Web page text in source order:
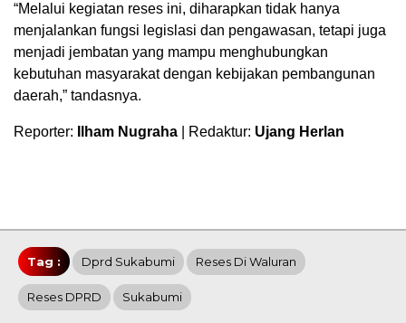
“Melalui kegiatan reses ini, diharapkan tidak hanya
menjalankan fungsi legislasi dan pengawasan, tetapi juga
menjadi jembatan yang mampu menghubungkan
kebutuhan masyarakat dengan kebijakan pembangunan
daerah,” tandasnya.
Reporter: Ilham Nugraha | Redaktur: Ujang Herlan
Tag : Dprd Sukabumi Reses Di Waluran
Reses DPRD Sukabumi